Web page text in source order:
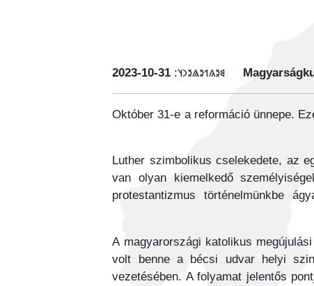
𐳘𐳉𐳍𐳒𐳉𐳖𐳉𐳙𐳦:
‭2023-10-31
Október 31-e a reformáció ünnepe.
Luther szimbolikus cselekedete, az
van olyan kiemelkedő
protestantizmus történelmünkbe
A magyarországi katolikus
volt benne a bécsi udvar helyi
vezetésében. A folyamat jelentős